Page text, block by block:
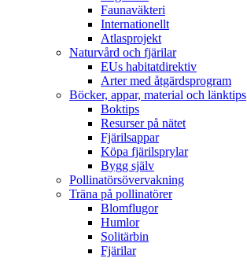
Faunaväkteri
Internationellt
Atlasprojekt
Naturvård och fjärilar
EUs habitatdirektiv
Arter med åtgärdsprogram
Böcker, appar, material och länktips
Boktips
Resurser på nätet
Fjärilsappar
Köpa fjärilsprylar
Bygg själv
Pollinatörsövervakning
Träna på pollinatörer
Blomflugor
Humlor
Solitärbin
Fjärilar